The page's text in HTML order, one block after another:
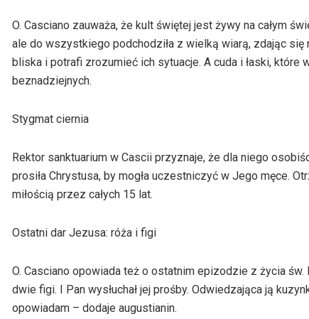
O. Casciano zauważa, że kult świętej jest żywy na całym
ale do wszystkiego podchodziła z wielką wiarą, zdając
bliska i potrafi zrozumieć ich sytuacje. A cuda i łaski,
beznadziejnych.
Stygmat ciernia
Rektor sanktuarium w Cascii przyznaje, że dla niego
prosiła Chrystusa, by mogła uczestniczyć w Jego męce.
miłością przez całych 15 lat.
Ostatni dar Jezusa: róża i figi
O. Casciano opowiada też o ostatnim epizodzie z życia
dwie figi. I Pan wysłuchał jej prośby. Odwiedzająca ją
opowiadam – dodaje augustianin.